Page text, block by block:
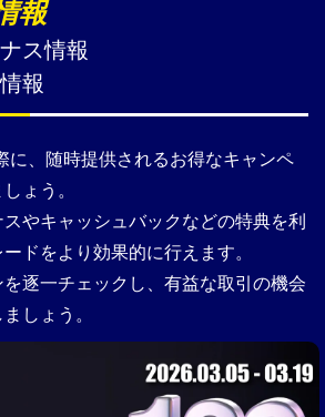
報
ス情報
報
に、随時提供されるお得なキャンペ
ょう。
やキャッシュバックなどの特典を利
ドをより効果的に行えます。
逐一チェックし、有益な取引の機会
しょう。